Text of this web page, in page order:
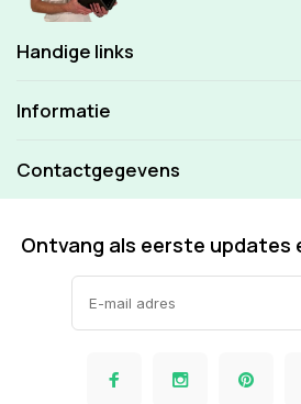
Handige links
Informatie
Contactgegevens
Ontvang als eerste updates